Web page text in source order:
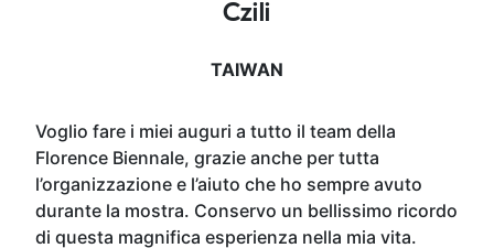
Czili
TAIWAN
Voglio fare i miei auguri a tutto il team della
Florence Biennale, grazie anche per tutta
l’organizzazione e l’aiuto che ho sempre avuto
durante la mostra. Conservo un bellissimo ricordo
di questa magnifica esperienza nella mia vita.